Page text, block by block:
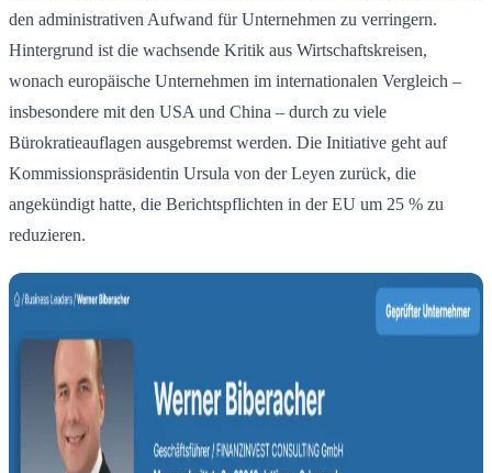
den administrativen Aufwand für Unternehmen zu verringern.
Hintergrund ist die wachsende Kritik aus Wirtschaftskreisen,
wonach europäische Unternehmen im internationalen Vergleich –
insbesondere mit den USA und China – durch zu viele
Bürokratieauflagen ausgebremst werden. Die Initiative geht auf
Kommissionspräsidentin Ursula von der Leyen zurück, die
angekündigt hatte, die Berichtspflichten in der EU um 25 % zu
reduzieren.